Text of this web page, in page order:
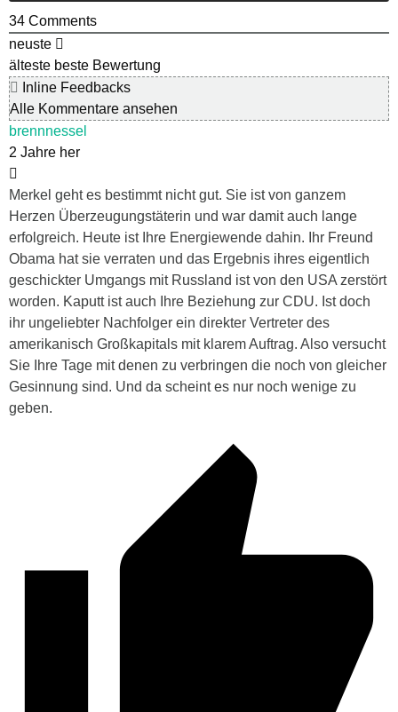
34 Comments
neuste
älteste beste Bewertung
Inline Feedbacks
Alle Kommentare ansehen
brennnessel
2 Jahre her
Merkel geht es bestimmt nicht gut. Sie ist von ganzem
Herzen Überzeugungstäterin und war damit auch lange
erfolgreich. Heute ist Ihre Energiewende dahin. Ihr Freund
Obama hat sie verraten und das Ergebnis ihres eigentlich
geschickter Umgangs mit Russland ist von den USA zerstört
worden. Kaputt ist auch Ihre Beziehung zur CDU. Ist doch
ihr ungeliebter Nachfolger ein direkter Vertreter des
amerikanisch Großkapitals mit klarem Auftrag. Also versucht
Sie Ihre Tage mit denen zu verbringen die noch von gleicher
Gesinnung sind. Und da scheint es nur noch wenige zu
geben.